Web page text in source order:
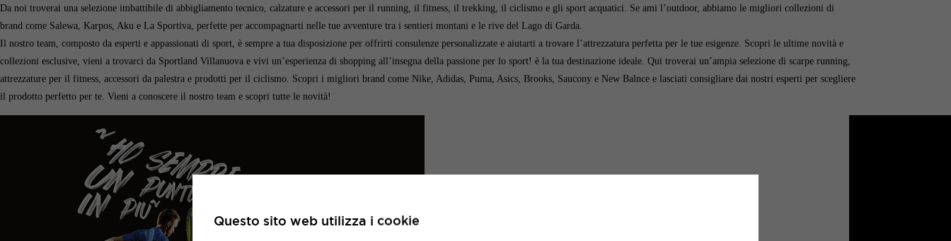
Da noi troverai una selezione imbattibile di abbigliamento tecnico, calzature e accessori per il running, il fitness, il trekking, il ciclismo e gli sport acquatici. Se ami l’outdoor, abbiamo le migliori collezioni di
brand come Salewa, Karpos, Aku e La Sportiva, perfette per accompagnarti nelle tue avventure tra i sentieri montani e le rive del Lago di Garda.
Il nostro team, composto da esperti e appassionati di sport, è sempre a tua disposizione per offrirti consulenze personalizzate e aiutarti a trovare l’attrezzatura perfetta per le tue esigenze. Scopri le ultime novità e
collezioni esclusive, vieni a trovarci da Sportland Villanuova e vivi un’esperienza di shopping all’insegna della passione per lo sport! è la tua destinazione ideale. Qui troverai un’ampia selezione di scarpe running,
attrezzature per il fitness, accessori da palestra e prodotti per il ciclismo. Scopri i migliori brand come Nike, Adidas, Puma, Asics, Brooks, Saucony e New Balnce e lasciati consigliare dai nostri esperti per scegliere
il prodotto perfetto per te. Vieni a conoscere il nostro team e scopri tutte le novità!
Questo sito web utilizza i cookie